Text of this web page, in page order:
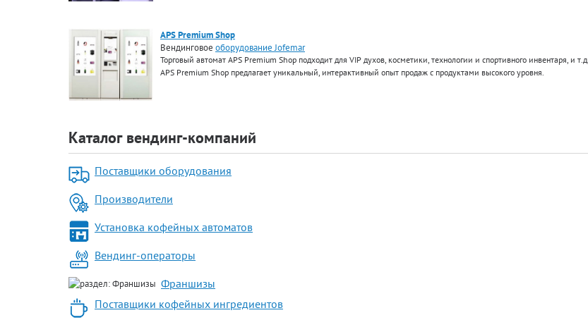
APS Premium Shop
Вендинговое оборудование Jofemar
Торговый автомат APS Premium Shop подходит для VIP духов, косметики, технологии и спортивного инвентаря, и т.д.
APS Premium Shop предлагает уникальный, интерактивный опыт продаж с продуктами высокого уровня.
Каталог вендинг-компаний
Поставщики оборудования
Производители
Установка кофейных автоматов
Вендинг-операторы
Франшизы
Поставщики кофейных ингредиентов